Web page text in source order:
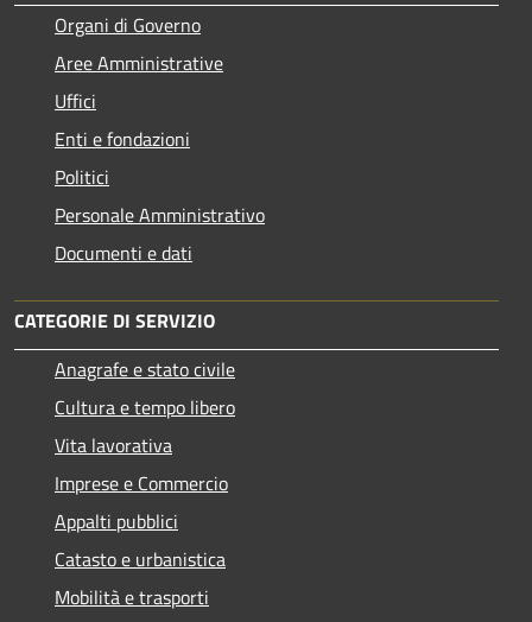
Organi di Governo
Aree Amministrative
Uffici
Enti e fondazioni
Politici
Personale Amministrativo
Documenti e dati
CATEGORIE DI SERVIZIO
Anagrafe e stato civile
Cultura e tempo libero
Vita lavorativa
Imprese e Commercio
Appalti pubblici
Catasto e urbanistica
Mobilità e trasporti